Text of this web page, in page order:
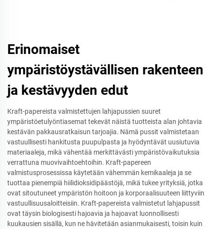
Erinomaiset
ympäristöystävällisen rakenteen
ja kestävyyden edut
Kraft-papereista valmistettujen lahjapussien suuret
ympäristöetulyöntiasemat tekevät näistä tuotteista alan johtavia
kestävän pakkausratkaisun tarjoajia. Nämä pussit valmistetaan
vastuullisesti hankitusta puupulpasta ja hyödyntävät uusiutuvia
materiaaleja, mikä vähentää merkittävästi ympäristövaikutuksia
verrattuna muovivaihtoehtoihin. Kraft-papereen
valmistusprosessissa käytetään vähemmän kemikaaleja ja se
tuottaa pienempiä hiilidioksidipäästöjä, mikä tukee yrityksiä, jotka
ovat sitoutuneet ympäristön hoitoon ja korporaalisuuteen liittyviin
vastuullisuusaloitteisiin. Kraft-papereista valmistetut lahjapussit
ovat täysin biologisesti hajoavia ja hajoavat luonnollisesti
kuukausien sisällä, kun ne hävitetään asianmukaisesti, toisin kuin